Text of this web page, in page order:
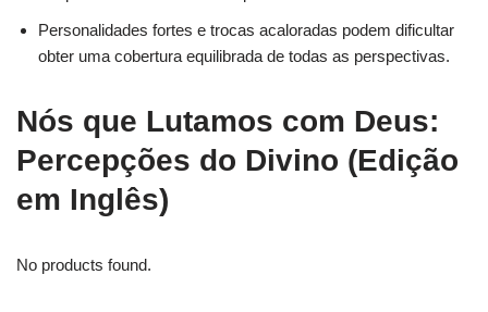
Personalidades fortes e trocas acaloradas podem dificultar
obter uma cobertura equilibrada de todas as perspectivas.
Nós que Lutamos com Deus:
Percepções do Divino (Edição
em Inglês)
No products found.